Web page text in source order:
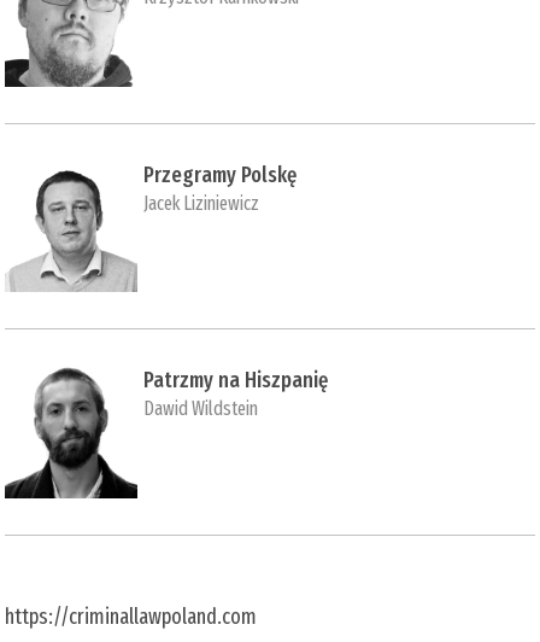
Przegramy Polskę
Jacek Liziniewicz
Patrzmy na Hiszpanię
Dawid Wildstein
https://criminallawpoland.com